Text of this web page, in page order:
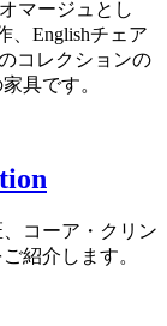
マージュとし
、Englishチェア
コレクションの
具です。
コーア・クリン
紹介します。